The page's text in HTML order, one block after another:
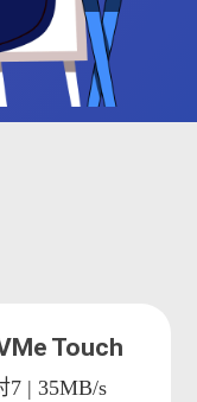
Touch
7 | 35MB/s